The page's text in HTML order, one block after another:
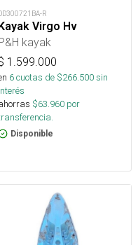
R
Kayak Virgo Hv
kayak
1.599.000
6cuotas de $266.500sin
$63.960 por
Disponible